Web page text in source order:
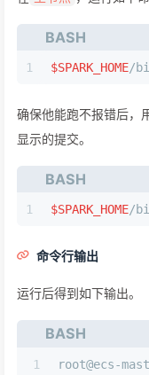
BASH
1 $SPARK_HOME/
确保他能跑不报错后，
显示的提交。
BASH
1 $SPARK_HOME/
命令行输出
运行后得到如下输出。
BASH
1
root@ecs-